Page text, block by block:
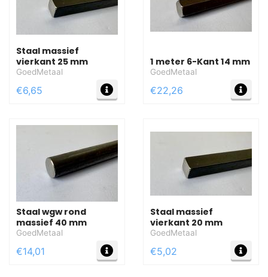
Staal massief
vierkant 25 mm
GoedMetaal
€6,65 MEER INFO
1 meter 6-Kant 14 mm
GoedMetaal
€22,26
Staal wgw rond
massief 40 mm
GoedMetaal
€14,01 MEER INFO
Staal massief
vierkant 20 mm
GoedMetaal
€5,02